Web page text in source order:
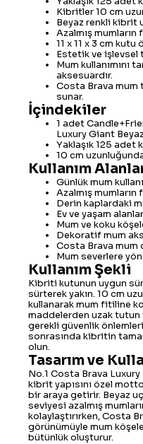
Kibritler 10 cm
Beyaz renkli kibrit
Azalmış mumların
11 x 11 x 3 cm
Estetik ve işlevsel
Mum kullanımını
aksesuardır.
Costa Brava mum
sunar.
İçindekiler
1 adet
Luxury Giant
Yaklaşık 125 adet
10 cm
Kullanım
Günlük mum
Azalmış
Derin kaplardaki
Ev ve yaşam
Mum ve koku
Dekoratif mum
Costa Brava mum
Mum severlere
Kullanım Şekli
Kibriti kutunun uygun
sürterek yakın. 10 cm
kullanarak mum fitiline
maddelerden uzak tutun
gerekli güvenlik
sonrasında kibritin
olun.
Tasarım ve
No.1 Costa Brava
kibrit yapısını özel
bir araya getirir. Beyaz
seviyesi azalmış
kolaylaştırırken, Costa
görünümüyle mum
bütünlük oluşturur.